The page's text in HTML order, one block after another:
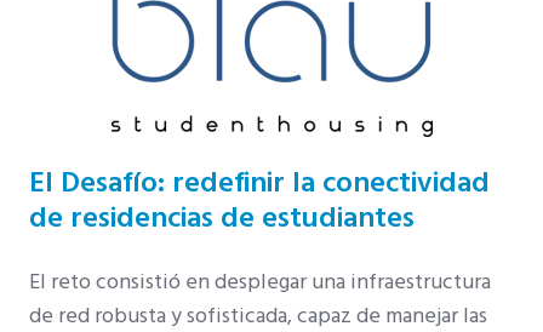
El Desafío: redefinir la conectividad
de residencias de estudiantes
El reto consistió en desplegar una infraestructura
de red robusta y sofisticada, capaz de manejar las